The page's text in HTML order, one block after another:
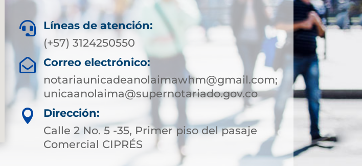

Líneas de atención:
(+57) 3124250550

Correo electrónico:
notariaunicadeanolaimawhm@gmail.com;
unicaanolaima@supernotariado.gov.co

Dirección:
Calle 2 No. 5 -35, Primer piso del pasaje
Comercial CIPRÉS